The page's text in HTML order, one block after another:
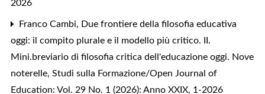
2026
Franco Cambi, Due frontiere della filosofia educativa
oggi: il compito plurale e il modello più critico. II.
Mini.breviario di filosofia critica dell'educazione oggi. Nove
noterelle, Studi sulla Formazione/Open Journal of
Education: Vol. 29 No. 1 (2026): Anno XXIX, 1-2026